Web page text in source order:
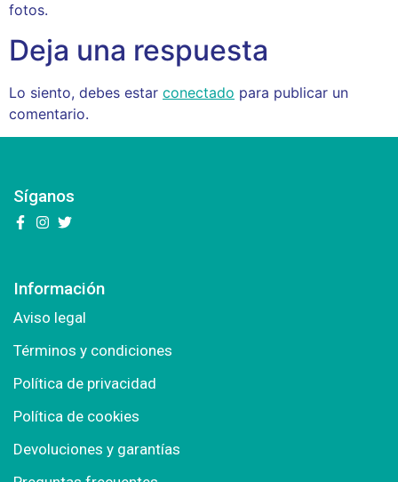
fotos.
Deja una respuesta
Lo siento, debes estar conectado para publicar un
comentario.
Síganos
Información
Aviso legal
Términos y condiciones
Política de privacidad
Política de cookies
Devoluciones y garantías